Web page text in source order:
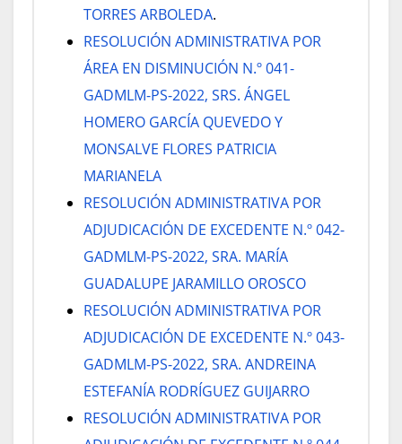
TORRES ARBOLEDA.
RESOLUCIÓN ADMINISTRATIVA POR
ÁREA EN DISMINUCIÓN N.º 041-
GADMLM-PS-2022, SRS. ÁNGEL
HOMERO GARCÍA QUEVEDO Y
MONSALVE FLORES PATRICIA
MARIANELA
RESOLUCIÓN ADMINISTRATIVA POR
ADJUDICACIÓN DE EXCEDENTE N.º 042-
GADMLM-PS-2022, SRA. MARÍA
GUADALUPE JARAMILLO OROSCO
RESOLUCIÓN ADMINISTRATIVA POR
ADJUDICACIÓN DE EXCEDENTE N.º 043-
GADMLM-PS-2022, SRA. ANDREINA
ESTEFANÍA RODRÍGUEZ GUIJARRO
RESOLUCIÓN ADMINISTRATIVA POR